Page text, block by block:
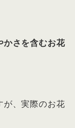
かさを含むお花
が、実際のお花